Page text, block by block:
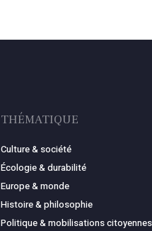
THÉMATIQUE
Culture & société
Écologie & durabilité
Europe & monde
Histoire & philosophie
Politique & mobilisations citoyennes